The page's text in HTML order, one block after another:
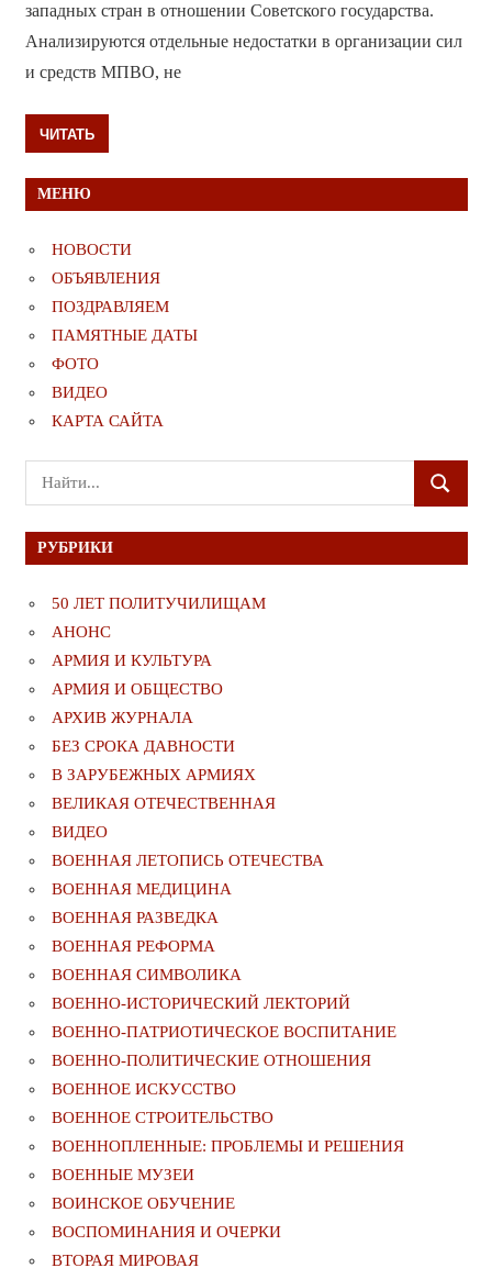
западных стран в отношении Советского государства.
Анализируются отдельные недостатки в организации сил
и средств МПВО, не
ЧИТАТЬ
МЕНЮ
НОВОСТИ
ОБЪЯВЛЕНИЯ
ПОЗДРАВЛЯЕМ
ПАМЯТНЫЕ ДАТЫ
ФОТО
ВИДЕО
КАРТА САЙТА
Поиск
для:
ПОИСК
РУБРИКИ
50 ЛЕТ ПОЛИТУЧИЛИЩАМ
АНОНС
АРМИЯ И КУЛЬТУРА
АРМИЯ И ОБЩЕСТВО
АРХИВ ЖУРНАЛА
БЕЗ СРОКА ДАВНОСТИ
В ЗАРУБЕЖНЫХ АРМИЯХ
ВЕЛИКАЯ ОТЕЧЕСТВЕННАЯ
ВИДЕО
ВОЕННАЯ ЛЕТОПИСЬ ОТЕЧЕСТВА
ВОЕННАЯ МЕДИЦИНА
ВОЕННАЯ РАЗВЕДКА
ВОЕННАЯ РЕФОРМА
ВОЕННАЯ СИМВОЛИКА
ВОЕННО-ИСТОРИЧЕСКИЙ ЛЕКТОРИЙ
ВОЕННО-ПАТРИОТИЧЕСКОЕ ВОСПИТАНИЕ
ВОЕННО-ПОЛИТИЧЕСКИE ОТНОШЕНИЯ
ВОЕННОЕ ИСКУССТВО
ВОЕННОЕ СТРОИТЕЛЬСТВО
ВОЕННОПЛЕННЫЕ: ПРОБЛЕМЫ И РЕШЕНИЯ
ВОЕННЫЕ МУЗЕИ
ВОИНСКОЕ ОБУЧЕНИЕ
ВОСПОМИНАНИЯ И ОЧЕРКИ
ВТОРАЯ МИРОВАЯ